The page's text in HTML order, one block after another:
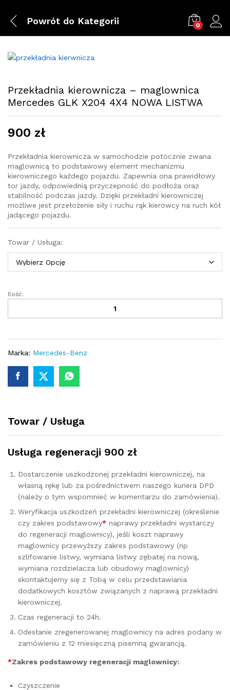
Powrót do Kategorii 0
Przekładnia kierownicza – maglownica
Mercedes GLK X204 4X4 NOWA LISTWA
900 zł
Przekładnia kierownicza w samochodzie potocznie zwana
maglownicą to podstawowy element mechanizmu
kierowniczego każdego pojazdu. Zapewnia ona prawidłowy
tor jazdy, odpowiednią przyczepność do podłoża oraz
stabilność podczas jazdy. Dzięki przekładni kierowniczej
możliwe jest przełożenie siły i ruchu rąk kierowcy na ruch kół
jadącego pojazdu.
Towar / Usługa:
Przekładnia
-
Mercedes
GLK
4X4
NOWA
Ilość:
Marka: Mercedes-Benz
Towar / Usługa
Usługa regeneracji 900 zł
Dostarczenie uszkodzonej przekładni kierowniczej, na
własną rękę lub za pośrednictwem naszego kuriera DPD
(należy o tym wspomnieć w komentarzu do zamówienia).
Weryfikacja uszkodzeń przekładni kierowniczej (określenie
czy zakres podstawowy* naprawy przekładni wystarczy
do regeneracji maglownicy), jeśli koszt naprawy
maglownicy przewyższy zakres podstawowy (np
szlifowanie listwy, wymiana listwy zębatej na nową,
wymiana rozdzielacza lub obudowy maglownicy)
skontaktujemy się z Tobą w celu przedstawiania
dodatkowych kosztów związanych z naprawą przekładni
kierowniczej.
Czas regeneracji to 24h.
Odesłanie zregenerowanej maglownicy na adres podany w
zamówieniu z 12 miesięczną pisemną gwarancją.
*Zakres podstawowy regeneracji maglownicy:
Czyszczenie